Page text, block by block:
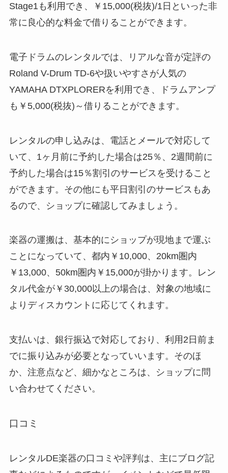
Stage1も利用でき、￥15,000(税抜)/1日といった非
常に良心的な料金で借りることができます。
電子ドラムのレンタルでは、リアルな音が定評の
Roland V-Drum TD-6や扱いやすさが人気の
YAMAHA DTXPLORERを利用でき、ドラムアンプ
も￥5,000(税抜)～借りることができます。
レンタルの申し込みは、電話とメールで対応して
いて、1ヶ月前に予約した場合は25％、2週間前に
予約した場合は15％割引のサービスを受けること
ができます。その他にも平日割引のサービスもあ
るので、ショップに確認してみましょう。
楽器の運搬は、基本的にショップが現地まで運ぶ
ことになっていて、都内￥10,000、20km圏内
￥13,000、50km圏内￥15,000が掛かります。レン
タル代金が￥30,000以上の場合は、対象の地域に
よりディスカウントに応じてくれます。
支払いは、銀行振込で対応しており、利用2日前ま
でに振り込みが必要となっていいます。そのほ
か、注意点など、細かなところは、ショップに問
い合わせてください。
口コミ
レンタルDE楽器の口コミや評判は、主にブログ記